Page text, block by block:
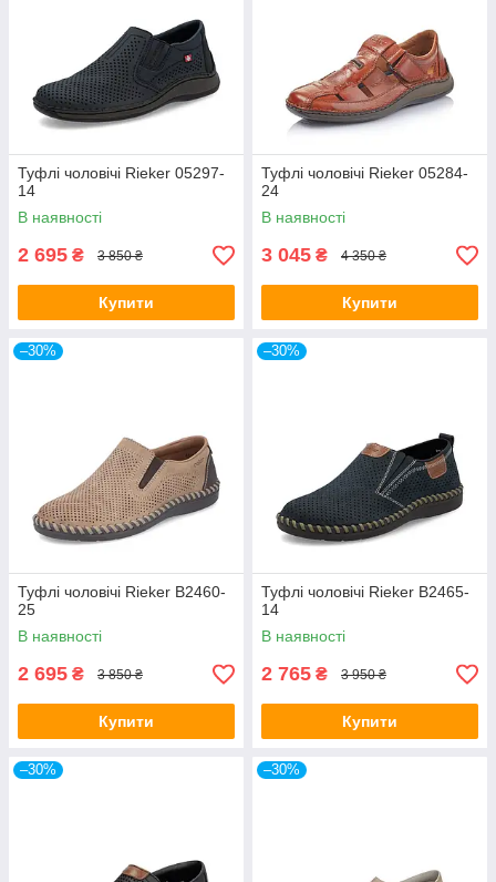
Туфлі чоловічі Rieker 05297-
14
В наявності
2 695 ₴ 3 850 ₴
Купити
Туфлі чоловічі Rieker 05284-
24
В наявності
3 045 ₴ 4 350 ₴
Купити
–30%
Туфлі чоловічі Rieker B2460-
25
В наявності
2 695 ₴ 3 850 ₴
Купити
–30%
Туфлі чоловічі Rieker B2465-
14
В наявності
2 765 ₴ 3 950 ₴
Купити
–30% –30%